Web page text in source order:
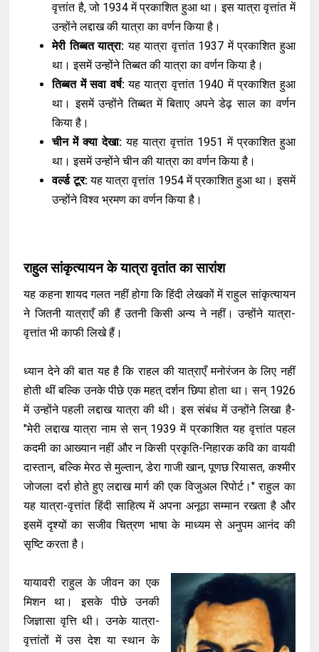
वृत्तांत है, जो 1934 में प्रकाशित हुआ था। इस यात्रा वृत्तांत में
उन्होंने लद्दाख की यात्रा का वर्णन किया है।
मेरी तिब्बत यात्रा: यह यात्रा वृत्तांत 1937 में प्रकाशित हुआ
था। इसमें उन्होंने तिब्बत की यात्रा का वर्णन किया है।
तिब्बत में सवा वर्ष:यह यात्रा वृत्तांत 1940 में प्रकाशित हुआ
था। इसमें उन्होंने तिब्बत में बिताए अपने डेढ़ साल का वर्णन
किया है।
चीन में क्या देखा: यह यात्रा वृत्तांत 1951 में प्रकाशित हुआ
था। इसमें उन्होंने चीन की यात्रा का वर्णन किया है।
वर्ल्ड टूर:यह यात्रा वृत्तांत 1954 में प्रकाशित हुआ था। इसमें
उन्होंने विश्व भ्रमण का वर्णन किया है।
राहुल सांकृत्यायन के यात्रा वृतांत का सारांश
यह कहना शायद गलत नहीं होगा कि हिंदी लेखकों में राहुल सांकृत्यायन
ने जितनी यात्राएँ की हैं उतनी किसी अन्य ने नहीं। उन्होंने यात्रा-
वृत्तांत भी काफी लिखे हैं।
ध्यान देने की बात यह है कि राहल की यात्राएँ मनोरंजन के लिए नहीं
होती थीं बल्कि उनके पीछे एक महत् दर्शन छिपा होता था। सन् 1926
में उन्होंने पहली लद्दाख यात्रा की थी। इस संबंध में उन्होंने लिखा है-
"मेरी लद्दाख यात्रा नाम से सन् 1939 में प्रकाशित यह वृत्तांत पहल
कदमी का आख्यान नहीं और न किसी प्रकृति-निहारक कवि का वायवी
दास्तान, बल्कि मेरठ से मुल्तान, डेरा गाजी खान, पूणछ रियासत, कश्मीर
जोजला दर्रा होते हुए लद्दाख मार्ग की एक विजुअल रिपोर्ट।" राहुल का
यह यात्रा-वृत्तांत हिंदी साहित्य में अपना अनूठा सम्मान रखता है और
इसमें दृश्यों का सजीव चित्रण भाषा के माध्यम से अनुपम आनंद की
सृष्टि करता है।
यायावरी राहुल के जीवन का एक
मिशन था। इसके पीछे उनकी
जिज्ञासा वृत्ति थी। उनके यात्रा-
वृत्तांतों में उस देश या स्थान के